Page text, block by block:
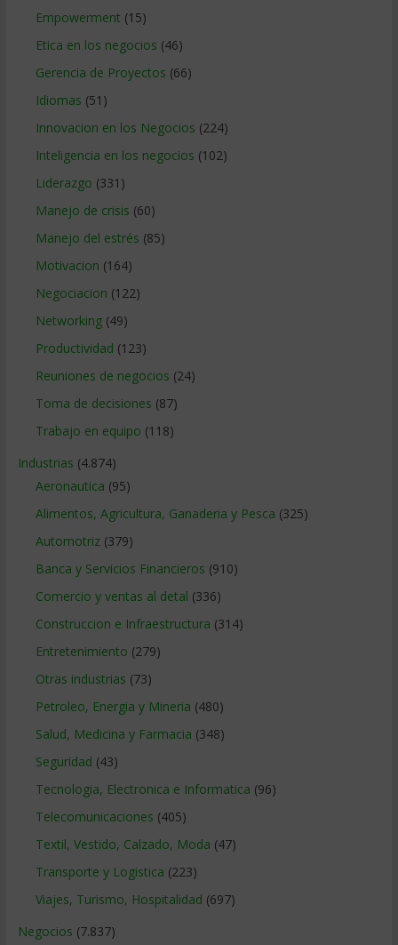
Empowerment (15)
Etica en los negocios (46)
Gerencia de Proyectos (66)
Idiomas (51)
Innovacion en los Negocios (224)
Inteligencia en los negocios (102)
Liderazgo (331)
Manejo de crisis (60)
Manejo del estrés (85)
Motivacion (164)
Negociacion (122)
Networking(49)
Productividad (123)
Reuniones de negocios (24)
Toma de decisiones (87)
Trabajo en equipo (118)
Industrias (4.874)
Aeronautica (95)
Alimentos, Agricultura, Ganaderia y Pesca (325)
Automotriz(379)
Banca y Servicios Financieros (910)
Comercio y ventas al detal (336)
Construccion e Infraestructura (314)
Entretenimiento (279)
Otras industrias (73)
Petroleo, Energia y Mineria (480)
Salud, Medicina y Farmacia (348)
Seguridad (43)
Tecnologia, Electronica e Informatica (96)
Telecomunicaciones (405)
Textil, Vestido, Calzado, Moda (47)
Transporte y Logistica (223)
Viajes, Turismo, Hospitalidad (697)
Negocios (7.837)